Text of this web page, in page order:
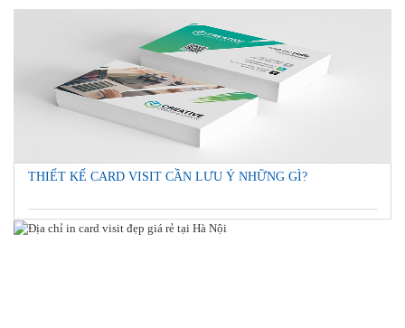
THIẾT KẾ CARD VISIT CẦN LƯU Ý NHỮNG GÌ?